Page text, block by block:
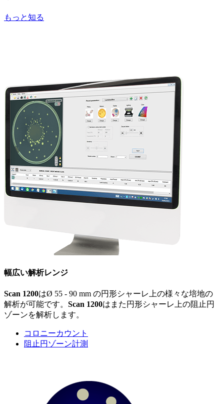
もっと知る
幅広い解析レンジ
Scan 1200はØ 55 - 90 mm の円形シャーレ上の様々な培地の
解析が可能です。 Scan 1200はまた円形シャーレ上の阻止円
ゾーンを解析します。
コロニーカウント
阻止円ゾーン計測